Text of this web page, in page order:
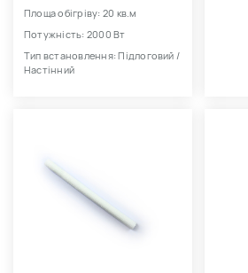
Площа обігріву: 20 кв.м
Потужність: 2000 Вт
Тип встановлення: Підлоговий /
Настінний